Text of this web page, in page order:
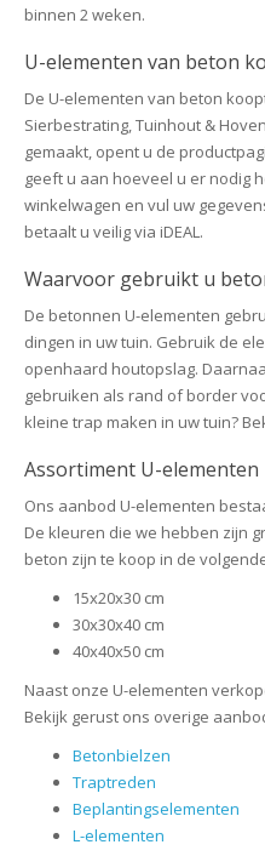
binnen 2 weken.
U-elementen van beton
De U-elementen van beton
Sierbestrating, Tuinhout &
gemaakt, opent u de
geeft u aan hoeveel u er nodig
winkelwagen en vul uw
betaalt u veilig via iDEAL.
Waarvoor gebruikt u
De betonnen U-elementen
dingen in uw tuin. Gebruik de
openhaard houtopslag.
gebruiken als rand of border
kleine trap maken in uw tuin?
Assortiment U-elementen
Ons aanbod U-elementen
De kleuren die we hebben zijn
beton zijn te koop in de
15x20x30 cm
30x30x40 cm
40x40x50 cm
Naast onze U-elementen
Bekijk gerust ons overige
Betonbielzen
Traptreden
Beplantingselementen
L-elementen